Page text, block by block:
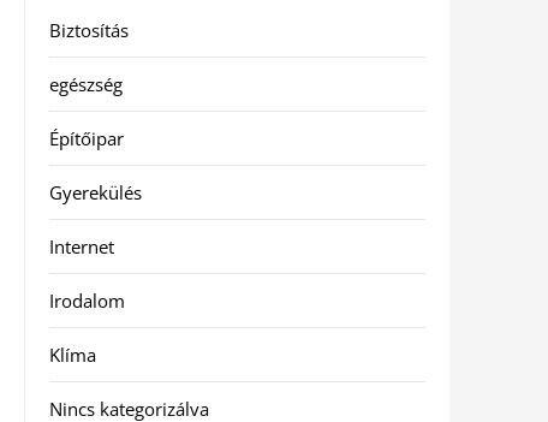
Biztosítás
egészség
Építőipar
Gyerekülés
Internet
Irodalom
Klíma
Nincs kategorizálva